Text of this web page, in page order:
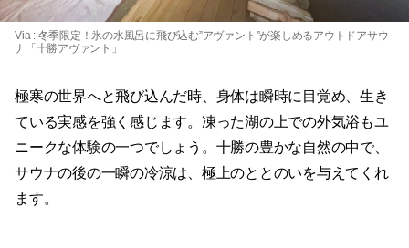
Via : 冬季限定！氷の水風呂に飛び込む”アヴァント”が楽しめるアウトドアサウ
ナ「十勝アヴァント」
極寒の世界へと飛び込んだ時、身体は瞬時に目覚め、生き
ている実感を強く感じます。凍った湖の上での外気浴もユ
ニークな体験の一つでしょう。十勝の豊かな自然の中で、
サウナの後の一瞬の冷涼は、極上のととのいを与えてくれ
ます。